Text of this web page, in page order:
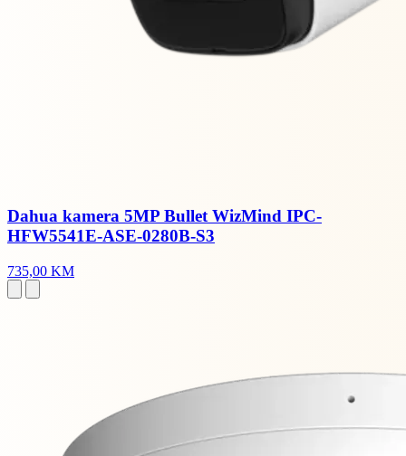
Dahua kamera 5MP Bullet WizMind IPC-
HFW5541E-ASE-0280B-S3
735,00 KM